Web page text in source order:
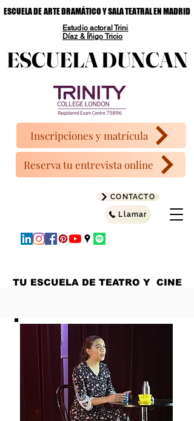
CONTACTO
Llamar
Reserva tu entrevista online
ESCUELA DE ARTE DRAMÁTICO Y SALA TEATRAL EN MADRID
ESCUELA DE ARTE DRAMÁTICO Y SALA TEATRAL EN MADRID
ESCUELA DUNCAN
ESCUELA DUNCAN
Inscripciones y matrícula
Estudio actoral Trini
Díaz & Íñigo Tricio
TU ESCUELA DE TEATRO Y CINE